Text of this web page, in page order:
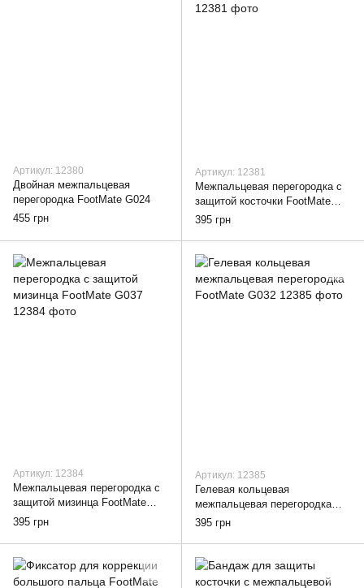
Артикул: 12380
Двойная межпальцевая
перегородка FootMate G024
455 грн
Артикул: 12381
Межпальцевая перегородка с
защитой косточки FootMate
G002
395 грн
Артикул: 12384
Межпальцевая перегородка с
защитой мизинца FootMate
G037
395 грн
Артикул: 12385
Гелевая кольцевая
межпальцевая перегородка
FootMate G032
395 грн